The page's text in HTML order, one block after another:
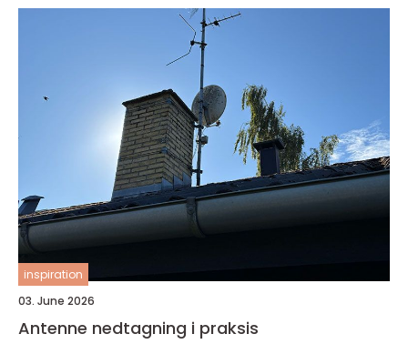
inspiration
03. June 2026
Antenne nedtagning i praksis